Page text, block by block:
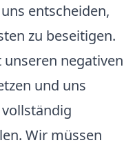
entscheiden,
zu beseitigen.
negativen
und uns
Wir müssen